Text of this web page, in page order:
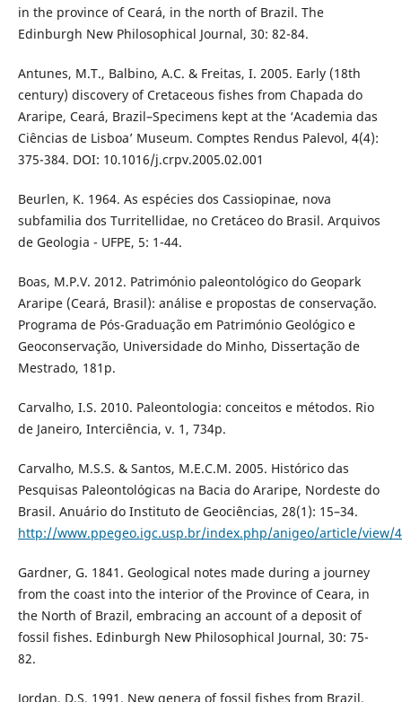
in the province of Ceará, in the north of Brazil. The
Edinburgh New Philosophical Journal, 30: 82-84.
Antunes, M.T., Balbino, A.C. & Freitas, I. 2005. Early (18th
century) discovery of Cretaceous fishes from Chapada do
Araripe, Ceará, Brazil–Specimens kept at the ‘Academia das
Ciências de Lisboa’ Museum. Comptes Rendus Palevol, 4(4):
375-384. DOI: 10.1016/j.crpv.2005.02.001
Beurlen, K. 1964. As espécies dos Cassiopinae, nova
subfamilia dos Turritellidae, no Cretáceo do Brasil. Arquivos
de Geologia - UFPE, 5: 1-44.
Boas, M.P.V. 2012. Património paleontológico do Geopark
Araripe (Ceará, Brasil): análise e propostas de conservação.
Programa de Pós-Graduação em Património Geológico e
Geoconservação, Universidade do Minho, Dissertação de
Mestrado, 181p.
Carvalho, I.S. 2010. Paleontologia: conceitos e métodos. Rio
de Janeiro, Interciência, v. 1, 734p.
Carvalho, M.S.S. & Santos, M.E.C.M. 2005. Histórico das
Pesquisas Paleontológicas na Bacia do Araripe, Nordeste do
Brasil. Anuário do Instituto de Geociências, 28(1): 15–34.
http://www.ppegeo.igc.usp.br/index.php/anigeo/article/view/
Gardner, G. 1841. Geological notes made during a journey
from the coast into the interior of the Province of Ceara, in
the North of Brazil, embracing an account of a deposit of
fossil fishes. Edinburgh New Philosophical Journal, 30: 75-
82.
Jordan, D.S. 1991. New genera of fossil fishes from Brazil.